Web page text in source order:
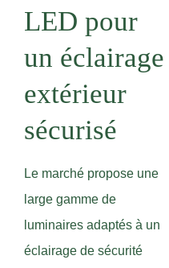
LED pour
un éclairage
extérieur
sécurisé
Le marché propose une
large gamme de
luminaires adaptés à un
éclairage de sécurité